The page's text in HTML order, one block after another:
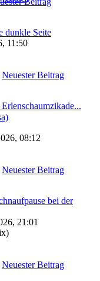
dunkle Seite
11:50
Neuester Beitrag
08:12
Neuester Beitrag
bei der
21:01
Neuester Beitrag